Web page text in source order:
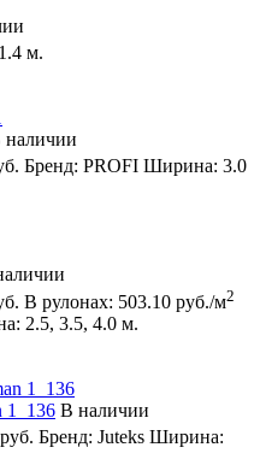
1.4 м.
наличии
Бренд: PROFI Ширина: 3.0
В рулонах: 503.10 руб./м2
2.5, 3.5, 4.0 м.
1_136 В наличии
Бренд: Juteks Ширина: